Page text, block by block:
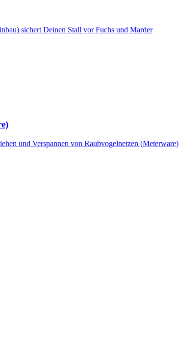
sichert Deinen Stall vor Fuchs und Marder
und Verspannen von Raubvogelnetzen (Meterware)